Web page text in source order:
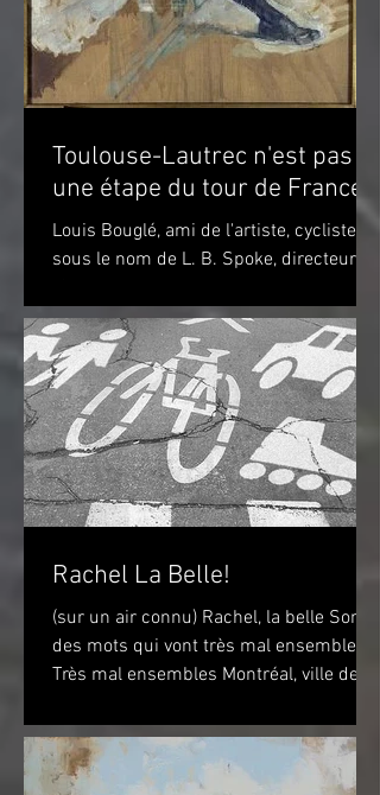
Toulouse-Lautrec n'est pas
une étape du tour de France!
Louis Bouglé, ami de l'artiste, cycliste
sous le nom de L. B. Spoke, directeur de
Lautrec 1898 (huile...
Rachel La Belle!
(sur un air connu) Rachel, la belle Sont
des mots qui vont très mal ensembles
Très mal ensembles Montréal, ville de